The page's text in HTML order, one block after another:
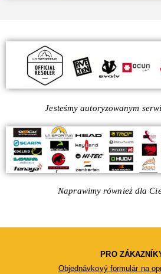
Jesteśmy autoryzowanym
Naprawimy również dla
PRO
Objednávkový formulár na